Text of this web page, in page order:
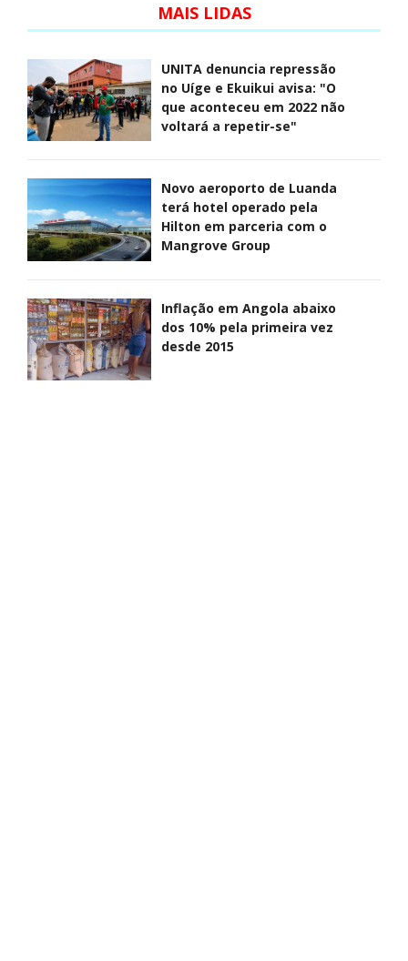
MAIS LIDAS
UNITA denuncia repressão
no Uíge e Ekuikui avisa: "O
que aconteceu em 2022 não
voltará a repetir-se"
Novo aeroporto de Luanda
terá hotel operado pela
Hilton em parceria com o
Mangrove Group
Inflação em Angola abaixo
dos 10% pela primeira vez
desde 2015